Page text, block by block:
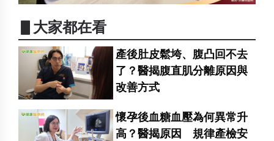
▋大家都在看
產後肚皮鬆垮、腹凸回不去
了？醫揭腹直肌分離原因與
改善方式
懷孕後血糖血壓為何異常升
高？醫揭原因 規律產檢安